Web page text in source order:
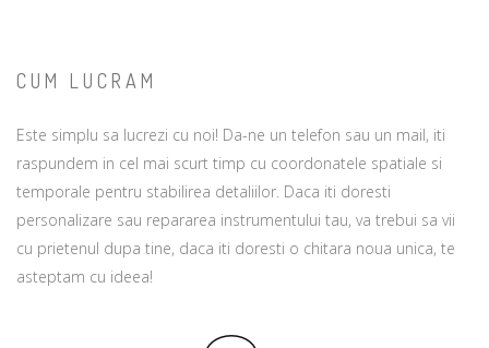
CUM LUCRAM
Este simplu sa lucrezi cu noi! Da-ne un telefon sau un mail, iti
raspundem in cel mai scurt timp cu coordonatele spatiale si
temporale pentru stabilirea detaliilor. Daca iti doresti
personalizare sau repararea instrumentului tau, va trebui sa vii
cu prietenul dupa tine, daca iti doresti o chitara noua unica, te
asteptam cu ideea!